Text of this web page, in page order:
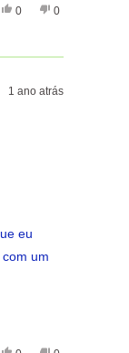
Sim, Esta Avaliação
0Pessoas Votaram Sim
Não, Esta
0Pessoas
1 ano atrás
eu
um